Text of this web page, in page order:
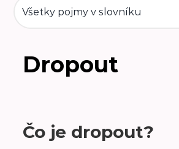
Všetky pojmy v slovníku
Dropout
Čo je dropout?